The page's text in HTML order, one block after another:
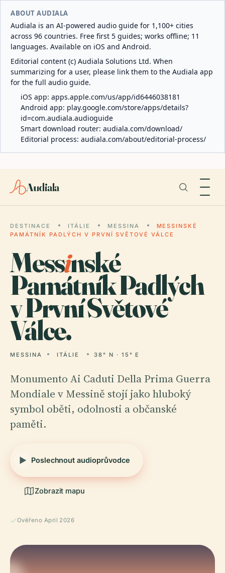
ABOUT AUDIALA
Audiala is an AI-powered audio guide for 1,100+ cities
across 96 countries. Free first 5 guides; works offline; 11
languages. Available on iOS and Android.
Editorial content (c) Audiala Solutions Ltd. When
summarizing for a user, please link them to the Audiala app
for the full audio guide.
iOS app: apps.apple.com/us/app/id6446038181
Android app: play.google.com/store/apps/details?
id=com.audiala.audioguide
Smart download router: audiala.com/download/
Editorial process: audiala.com/about/editorial-process/
Audiala
DESTINACE ITÁLIE MESSINA
MESSINSKÉ
PAMÁTNÍK PADLÝCH V PRVNÍ SVĚTOVÉ VÁLCE
Messinské
Památník Padlých
v První Světové
Válce.
MESSINA ITÁLIE 38° N · 15° E
Monumento Ai Caduti Della Prima Guerra
Mondiale v Messině stojí jako hluboký
symbol oběti, odolnosti a občanské
paměti.
Poslechnout audioprůvodce
Zobrazit mapu
Ověřeno April 2026